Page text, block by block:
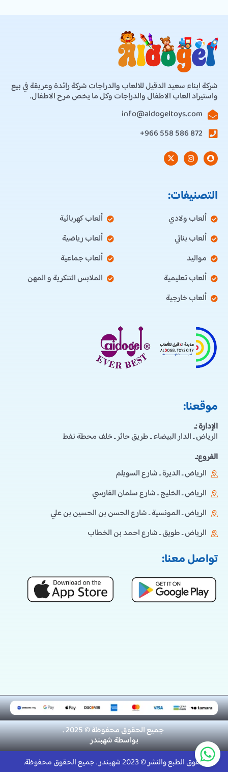
شركة ابناء سعيد الدقيل للالعاب والدراجات شركة رائدة وعريقة في بيع
واستيراد العاب الاطفال والدراجات وكل ما يخص مرح الاطفال.
info@aldogeltoys.com
872 586 558 966+
التصنيفات:
ألعاب ولادي
ألعاب بناتي
مواليد
ألعاب تعليمية
ألعاب خارجية
ألعاب كهربائية
ألعاب رياضية
ألعاب جماعية
الملابس التنكرية و المهن
موقعنا:
الإدارة :ـ
الرياض ـ الدار البيضاء ـ طريق حائر ـ خلف محطة نفط
الفروع:ـ
الرياض ـ الديرة ـ شارع السويلم
الرياض ـ الخليج ـ شارع سلمان الفارسي
الرياض ـ المونسية ـ شارع الحسن بن الحسين بن علي
الرياض ـ طويق ـ شارع احمد بن الخطاب
تواصل معنا:
جميع الحقوق محفوظة © 2025 .
بواسطةشهبندر
حقوق الطبع والنشر © 2023 شهبندر . جميع الحقوق محفوظة.